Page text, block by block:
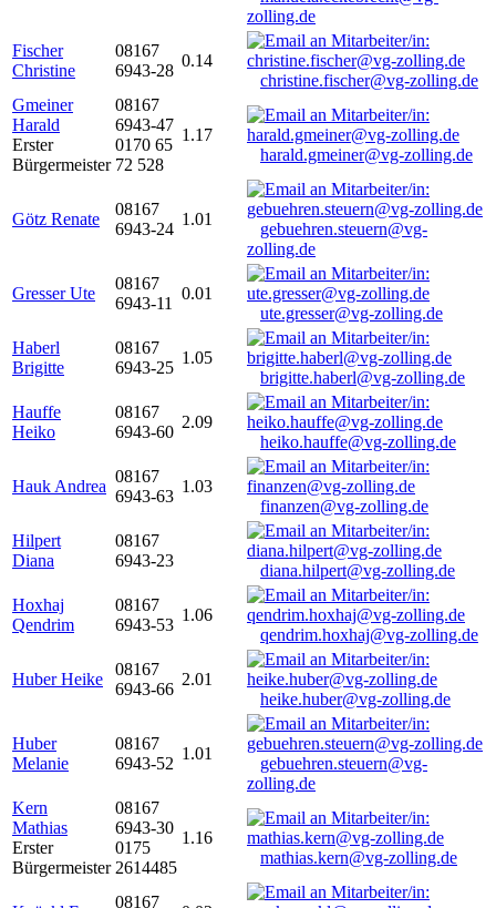
zolling.de
Fischer
Christine
08167
6943-28
0.14
christine.fischer@vg-zolling.de
Gmeiner
Harald
Erster
Bürgermeister
08167
6943-47
0170 65
72 528
1.17
harald.gmeiner@vg-zolling.de
Götz Renate
08167
6943-24
1.01
gebuehren.steuern@vg-
zolling.de
Gresser Ute
08167
6943-11
0.01
ute.gresser@vg-zolling.de
Haberl
Brigitte
08167
6943-25
1.05
brigitte.haberl@vg-zolling.de
Hauffe
Heiko
08167
6943-60
2.09
heiko.hauffe@vg-zolling.de
Hauk Andrea
08167
6943-63
1.03
finanzen@vg-zolling.de
Hilpert
Diana
08167
6943-23
diana.hilpert@vg-zolling.de
Hoxhaj
Qendrim
08167
6943-53
1.06
qendrim.hoxhaj@vg-zolling.de
Huber Heike
08167
6943-66
2.01
heike.huber@vg-zolling.de
Huber
Melanie
08167
6943-52
1.01
gebuehren.steuern@vg-
zolling.de
Kern
Mathias
Erster
Bürgermeister
08167
6943-30
0175
2614485
1.16
mathias.kern@vg-zolling.de
08167